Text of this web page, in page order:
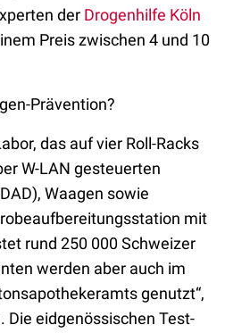
der Drogenhilfe Köln
Preis zwischen 4 und 10
Prävention?
das auf vier Roll-Racks
W-LAN gesteuerten
Waagen sowie
mit
rund 250 000 Schweizer
werden aber auch im
genutzt“,
Die eidgenössischen Test-